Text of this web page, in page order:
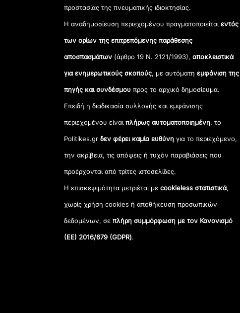
προστασίας της πνευματικής ιδιοκτησίας.
Η αναδημοσίευση περιεχομένου πραγματοποιείταιεντός
των ορίων της επιτρεπόμενης παράθεσης
αποσπασμάτων (άρθρο 19 Ν. 2121/1993), αποκλειστικά
για ενημερωτικούς σκοπούς, με αυτόματηεμφάνιση της
πηγής και συνδέσμου προς το αρχικό δημοσίευμα.
Επειδή η διαδικασία συλλογής και εμφάνισης
περιεχομένου είναιπλήρως αυτοματοποιημένη, το
Politikes.grδεν φέρει καμία ευθύνη για το περιεχόμενο,
την ακρίβεια, τις απόψεις ή τυχόν παραβιάσεις που
προέρχονται από τρίτες ιστοσελίδες.
Η επισκεψιμότητα μετριέται μεcookieless στατιστικά,
χωρίς χρήση cookies ή αποθήκευση προσωπικών
δεδομένων, σεπλήρη συμμόρφωση με τον Κανονισμό
(ΕΕ) 2016/679 (GDPR).